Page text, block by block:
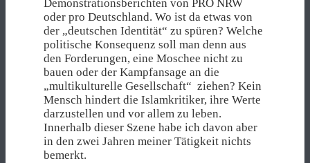
Demonstrationsberichten von PRO NRW
oder pro Deutschland. Wo ist da etwas von
der „deutschen Identität“ zu spüren? Welche
politische Konsequenz soll man denn aus
den Forderungen, eine Moschee nicht zu
bauen oder der Kampfansage an die
„multikulturelle Gesellschaft“ ziehen? Kein
Mensch hindert die Islamkritiker, ihre Werte
darzustellen und vor allem zu leben.
Innerhalb dieser Szene habe ich davon aber
in den zwei Jahren meiner Tätigkeit nichts
bemerkt.